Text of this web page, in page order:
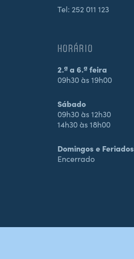
Tel: 252 011 123
HORÁRIO
2.ª a 6.ª feira
09h30 às 19h00
Sábado
09h30 às 12h30
14h30 às 18h00
Domingos e Feriados
Encerrado